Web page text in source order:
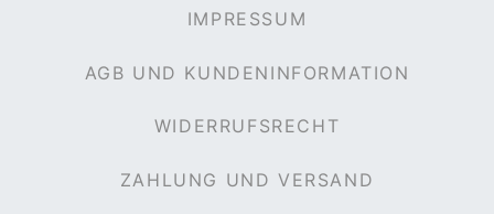
IMPRESSUM
AGB UND KUNDENINFORMATION
WIDERRUFSRECHT
ZAHLUNG UND VERSAND